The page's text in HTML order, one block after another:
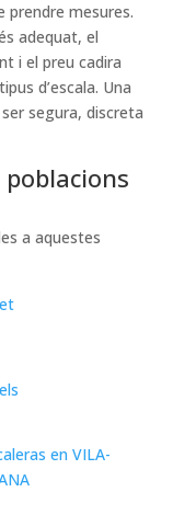
prendre mesures.
adequat, el
i el preu cadira
d’escala. Una
segura, discreta
poblacions
a aquestes
en VILA-